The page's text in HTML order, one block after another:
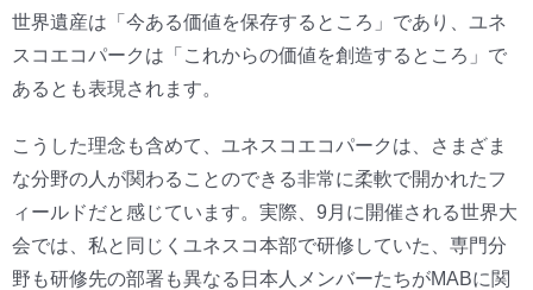
世界遺産は「今ある価値を保存するところ」であり、ユネ
スコエコパークは「これからの価値を創造するところ」で
あるとも表現されます。
こうした理念も含めて、ユネスコエコパークは、さまざま
な分野の人が関わることのできる非常に柔軟で開かれたフ
ィールドだと感じています。実際、9月に開催される世界大
会では、私と同じくユネスコ本部で研修していた、専門分
野も研修先の部署も異なる日本人メンバーたちがMABに関